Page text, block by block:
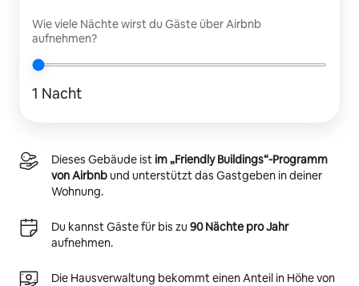
Wie viele Nächte wirst du Gäste über Airbnb
aufnehmen?
1 Nacht
Dieses Gebäude istim „Friendly Buildings“-Programm
von Airbnbund unterstützt das Gastgeben in deiner
Wohnung.
Du kannst Gäste für bis zu 90 Nächte pro Jahr
aufnehmen.
Die Hausverwaltung bekommt einen Anteil in Höhe von